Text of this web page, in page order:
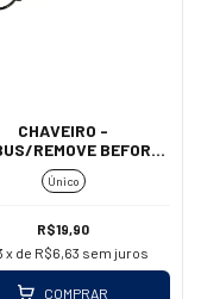
CHAVEIRO -
REMOVE BEFORE
(MOSQUETÃO)
Único
R$19,90
x de R$6,63 sem juros
COMPRAR